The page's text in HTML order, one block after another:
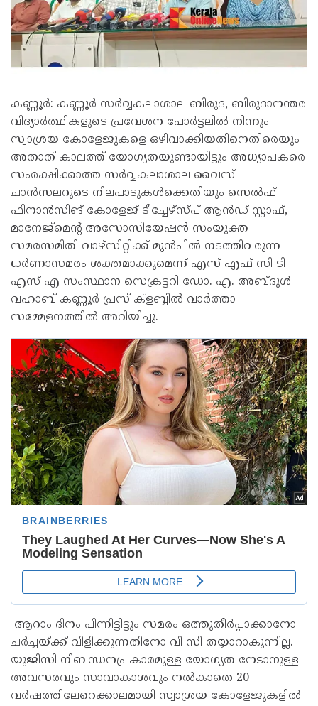
കണ്ണൂർ: കണ്ണൂർ സർവ്വകലാശാല ബിരുദ, ബിരുദാനന്തര
വിദ്യാർത്ഥികളുടെ പ്രവേശന പോർട്ടലിൽ നിന്നും
സ്വാശ്രയ കോളേജുകളെ ഒഴിവാക്കിയതിനെതിരെയും
അതാത് കാലത്ത് യോഗ്യതയുണ്ടായിട്ടും അധ്യാപകരെ
സംരക്ഷിക്കാത്ത സർവ്വകലാശാല വൈസ്
ചാൻസലറുടെ നിലപാടുകൾക്കെതിയും സെൽഫ്
ഫിനാൻസിങ് കോളേജ് ടീച്ചേഴ്സ്പ് ആൻഡ് സ്റ്റാഫ്,
മാനേജ്മെൻ്റ് അസോസിയേഷൻ സംയുക്ത
സമരസമിതി വാഴ്സിറ്റിക്ക് മുൻപിൽ നടത്തിവരുന്ന
ധർണാസമരം ശക്തമാക്കുമെന്ന് എസ് എഫ് സി ടി
എസ് എ സംസ്ഥാന സെക്രട്ടറി ഡോ. എ. അബ്ദുൾ
വഹാബ് കണ്ണൂർ പ്രസ് ക്ളബ്ബിൽ വാർത്താ
സമ്മേളനത്തിൽ അറിയിച്ചു.
ആറാം ദിനം പിന്നിട്ടിട്ടും സമരം ഒത്തുതീർപ്പാക്കാനോ
ചർച്ചയ്ക്ക് വിളിക്കുന്നതിനോ വി സി തയ്യാറാകുന്നില്ല.
യുജിസി നിബന്ധനപ്രകാരമുള്ള യോഗ്യത നേടാനുള്ള
അവസരവും സാവാകാശവും നൽകാതെ 20
വർഷത്തിലേറെക്കാലമായി സ്വാശ്രയ കോളേജുകളിൽ